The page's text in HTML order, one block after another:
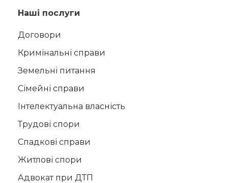
Наші послуги
Договори
Кримінальні справи
Земельні питання
Сімейні справи
Інтелектуальна власність
Трудові спори
Спадкові справи
Житлові спори
Адвокат при ДТП